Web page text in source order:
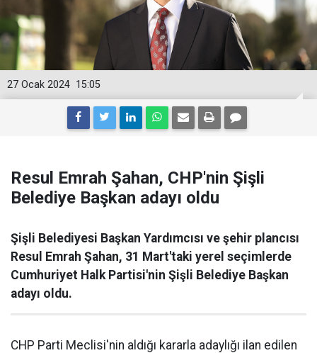
15:05
27 Ocak 2024
Resul Emrah Şahan, CHP'nin Şişli
Belediye Başkan adayı oldu
Şişli Belediyesi Başkan Yardımcısı ve şehir plancısı
Resul Emrah Şahan, 31 Mart'taki yerel seçimlerde
Cumhuriyet Halk Partisi'nin Şişli Belediye Başkan
adayı oldu.
CHP Parti Meclisi'nin aldığı kararla adaylığı ilan edilen